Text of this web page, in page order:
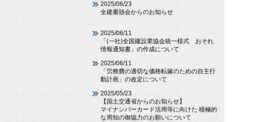
2025/06/23
全建書頒会からのお知らせ
2025/06/11
「(一社)全国建設業協会統一様式 おそれ
情報通知書」の作成について
2025/06/11
「労務費の適切な価格転嫁のための自主行
動計画」の改定について
2025/05/23
【国土交通省からのお知らせ】
マイナンバーカード活用等に向けた 積極的
な周知の御協力のお願いについて